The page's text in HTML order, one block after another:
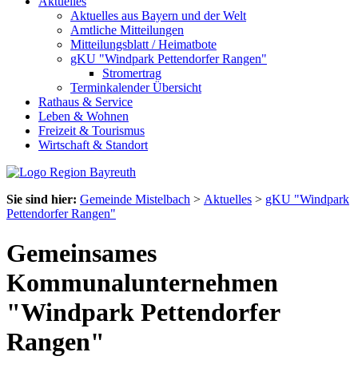
Aktuelles aus Bayern und der Welt
Amtliche Mitteilungen
Mitteilungsblatt / Heimatbote
gKU "Windpark Pettendorfer Rangen"
Stromertrag
Terminkalender Übersicht
Rathaus & Service
Leben & Wohnen
Freizeit & Tourismus
Wirtschaft & Standort
Sie sind hier: Gemeinde Mistelbach > Aktuelles > gKU "Windpark
Pettendorfer Rangen"
Gemeinsames
Kommunalunternehmen
"Windpark Pettendorfer
Rangen"